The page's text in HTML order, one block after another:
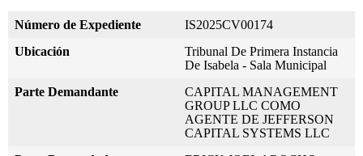
Número de Expediente
IS2025CV00174
Ubicación
Tribunal De Primera Instancia
De Isabela - Sala Municipal
Parte Demandante
CAPITAL MANAGEMENT
GROUP LLC COMO
AGENTE DE JEFFERSON
CAPITAL SYSTEMS LLC